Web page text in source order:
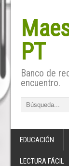
PT
Banco de
encuentro.
EDUCACIÓN
LECTURA FÁCIL